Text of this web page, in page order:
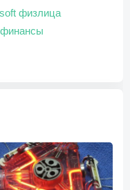
физлица
финансы